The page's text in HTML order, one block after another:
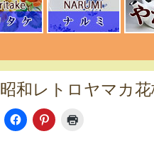
昭和レトロヤマカ